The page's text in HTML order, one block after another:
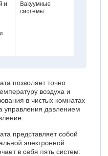
и
Вакуумные
системы
позволяет точно
воздуха и
в чистых комнатах
управления давлением
представляет собой
электронной
в себя пять систем: